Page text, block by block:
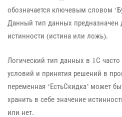
обозначается ключевым словом
Данный тип данных предназначен
истинности (истина или ложь).
Логический тип данных в 1С часто
условий и принятия решений в
переменная ‘ЕстьСкидка’ может
хранить в себе значение
или нет.